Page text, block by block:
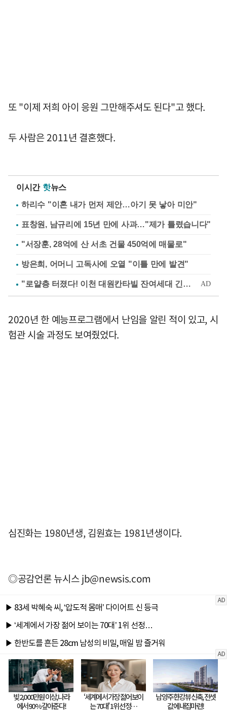
또 "이제 저희 아이 응원 그만해주셔도 된다"고 했다.
두 사람은 2011년 결혼했다.
이시간 핫뉴스
하리수 "이혼 내가 먼저 제안…아기 못 낳아 미안"
표창원, 남규리에 15년 만에 사과…"제가 틀렸습니다"
"서장훈, 28억에 산 서초 건물 450억에 매물로"
방은희, 어머니 고독사에 오열 "이틀 만에 발견"
2020년 한 예능프로그램에서 난임을 알린 적이 있고, 시
험관 시술 과정도 보여줬었다.
심진화는 1980년생, 김원효는 1981년생이다.
◎공감언론 뉴시스jb@newsis.com